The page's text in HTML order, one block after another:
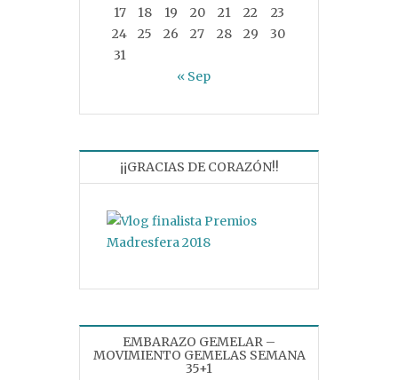
17 18 19 20 21 22
23
24
25 26 27 28 29
30
31
« Sep
¡¡GRACIAS DE CORAZÓN!!
EMBARAZO GEMELAR –
MOVIMIENTO GEMELAS SEMANA
35+1